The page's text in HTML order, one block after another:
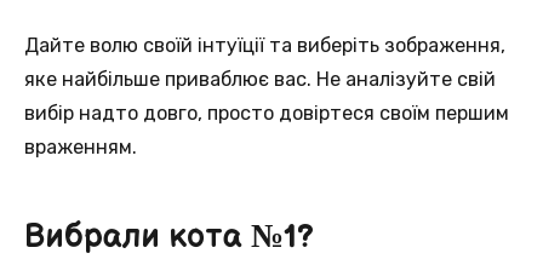
Дайте волю своїй інтуїції та виберіть зображення,
яке найбільше приваблює вас. Не аналізуйте свій
вибір надто довго, просто довіртеся своїм першим
враженням.
Вибрали кота №1?